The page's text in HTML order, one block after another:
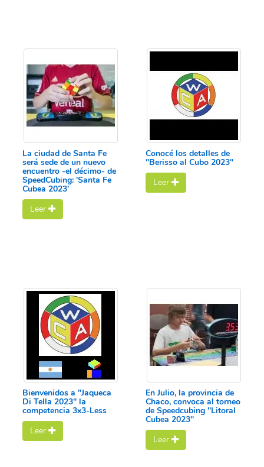
La ciudad de Santa Fe
será sede de un nuevo
encuentro -el décimo- de
SpeedCubing: 'Santa Fe
Cubea 2023'
Leer
Conocé los detalles de
"Berisso al Cubo 2023"
Leer
Bienvenidos a "Jaqueca
Di Tella 2023" la
competencia 3x3-Less
Leer
En Julio, la provincia de
Chaco, convoca al torneo
de Speedcubing "Litoral
Cubea 2023"
Leer